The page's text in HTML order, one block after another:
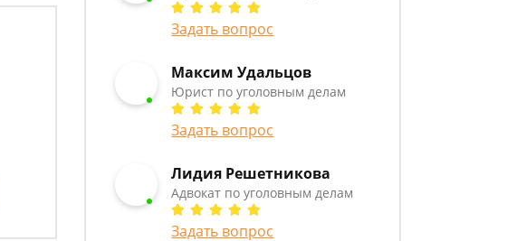
Задать вопрос
Максим Удальцов
Юрист по уголовным делам
Задать вопрос
Лидия Решетникова
Адвокат по уголовным делам
Задать вопрос